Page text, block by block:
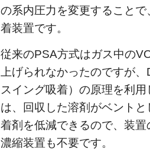
の系内圧力を変更すること
着装置です。
従来のPSA方式はガス中の
上げられなかったのですが
スイング吸着）の原理を利
は、回収した溶剤がベント
着剤を低減できるので、装
濃縮装置も不要です。